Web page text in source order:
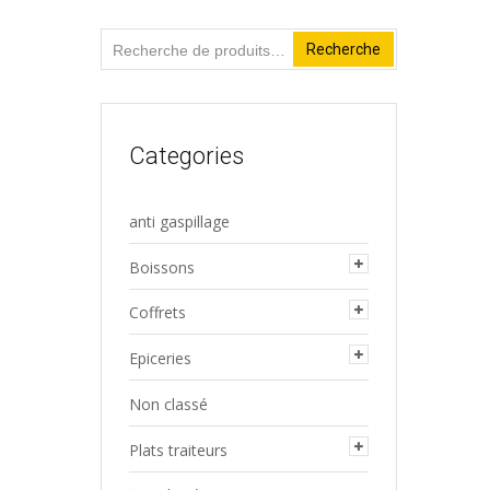
Recherche
pour :
Recherche
Categories
anti gaspillage
Boissons
Coffrets
Epiceries
Non classé
Plats traiteurs